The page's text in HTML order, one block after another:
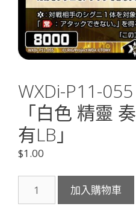
WXDi-P11-
「白色 精靈
有LB」
$1.00
P11-
加入購物車